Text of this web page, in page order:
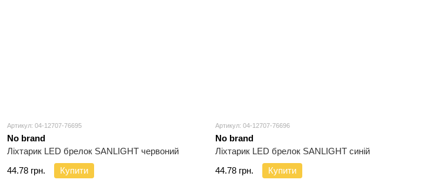
Артикул: 04-12707-76695
No brand
Ліхтарик LED брелок SANLIGHT червоний
44.78 грн.
Купити
Артикул: 04-12707-76696
No brand
Ліхтарик LED брелок SANLIGHT синій
44.78 грн.
Купити